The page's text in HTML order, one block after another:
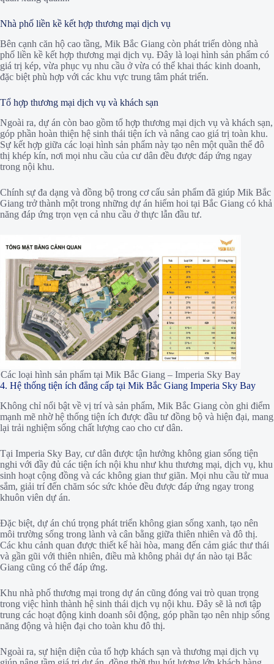
Nhà phố liền kề kết hợp thương mại dịch vụ
Bên cạnh căn hộ cao tầng, Mik Bắc Giang còn phát triển dòng nhà
phố liền kề kết hợp thương mại dịch vụ. Đây là loại hình sản phẩm có
giá trị kép, vừa phục vụ nhu cầu ở vừa có thể khai thác kinh doanh,
đặc biệt phù hợp với các khu vực trung tâm phát triển.
Tổ hợp thương mại dịch vụ và khách sạn
Ngoài ra, dự án còn bao gồm tổ hợp thương mại dịch vụ và khách sạn,
góp phần hoàn thiện hệ sinh thái tiện ích và nâng cao giá trị toàn khu.
Sự kết hợp giữa các loại hình sản phẩm này tạo nên một quần thể đô
thị khép kín, nơi mọi nhu cầu của cư dân đều được đáp ứng ngay
trong nội khu.
Chính sự đa dạng và đồng bộ trong cơ cấu sản phẩm đã giúp Mik Bắc
Giang trở thành một trong những dự án hiếm hoi tại Bắc Giang có khả
năng đáp ứng trọn vẹn cả nhu cầu ở thực lẫn đầu tư.
Các loại hình sản phẩm tại Mik Bắc Giang – Imperia Sky Bay
4. Hệ thống tiện ích đẳng cấp tại Mik Bắc Giang Imperia Sky Bay
Không chỉ nổi bật về vị trí và sản phẩm, Mik Bắc Giang còn ghi điểm
mạnh mẽ nhờ hệ thống tiện ích được đầu tư đồng bộ và hiện đại, mang
lại trải nghiệm sống chất lượng cao cho cư dân.
Tại Imperia Sky Bay, cư dân được tận hưởng không gian sống tiện
nghi với đầy đủ các tiện ích nội khu như khu thương mại, dịch vụ, khu
sinh hoạt cộng đồng và các không gian thư giãn. Mọi nhu cầu từ mua
sắm, giải trí đến chăm sóc sức khỏe đều được đáp ứng ngay trong
khuôn viên dự án.
Đặc biệt, dự án chú trọng phát triển không gian sống xanh, tạo nên
môi trường sống trong lành và cân bằng giữa thiên nhiên và đô thị.
Các khu cảnh quan được thiết kế hài hòa, mang đến cảm giác thư thái
và gần gũi với thiên nhiên, điều mà không phải dự án nào tại Bắc
Giang cũng có thể đáp ứng.
Khu nhà phố thương mại trong dự án cũng đóng vai trò quan trọng
trong việc hình thành hệ sinh thái dịch vụ nội khu. Đây sẽ là nơi tập
trung các hoạt động kinh doanh sôi động, góp phần tạo nên nhịp sống
năng động và hiện đại cho toàn khu đô thị.
Ngoài ra, sự hiện diện của tổ hợp khách sạn và thương mại dịch vụ